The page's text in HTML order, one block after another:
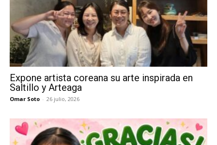
Expone artista coreana su arte inspirada en
Saltillo y Arteaga
Omar Soto - 26 julio, 2026